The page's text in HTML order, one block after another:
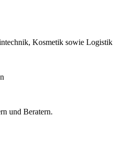
Kosmetik sowie Logistik
und Beratern.